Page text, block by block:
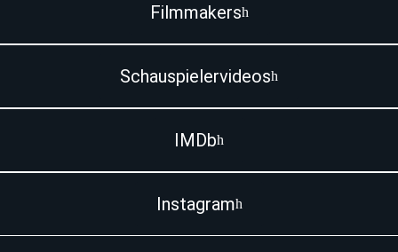
Filmmakers
Schauspielervideos
IMDb
Instagram